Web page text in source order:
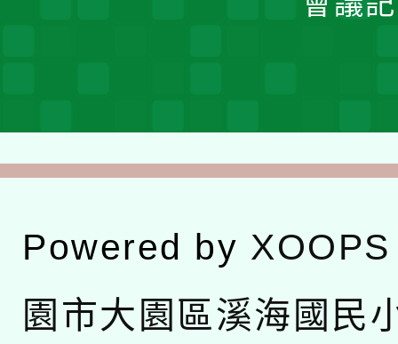
Powered by XOOPS
園市大園區溪海國民